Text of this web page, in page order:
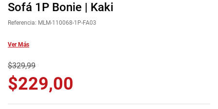
Sofá 1P Bonie | Kaki
Referencia: MLM-110068-1P-FA03
Ver Más
$329,99
$229,00
5.
zapatera
6.
cama
7.
comoda
8
9.
havana master
10